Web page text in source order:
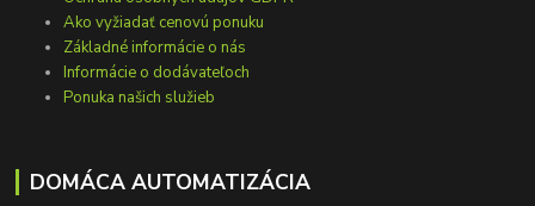
Ako vyžiadať cenovú ponuku
Základné informácie o nás
Informácie o dodávateľoch
Ponuka našich služieb
DOMÁCA AUTOMATIZÁCIA